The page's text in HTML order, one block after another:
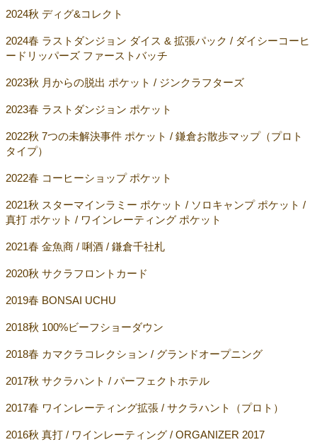
2024秋 ディグ&コレクト
2024春 ラストダンジョン ダイス & 拡張パック / ダイシーコーヒ
ードリッパーズ ファーストバッチ
2023秋 月からの脱出 ポケット / ジンクラフターズ
2023春 ラストダンジョン ポケット
2022秋 7つの未解決事件 ポケット / 鎌倉お散歩マップ（プロト
タイプ）
2022春 コーヒーショップ ポケット
2021秋 スターマインラミー ポケット / ソロキャンプ ポケット /
真打 ポケット / ワインレーティング ポケット
2021春 金魚商 / 唎酒 / 鎌倉千社札
2020秋 サクラフロントカード
2019春 BONSAI UCHU
2018秋 100%ビーフショーダウン
2018春 カマクラコレクション / グランドオープニング
2017秋 サクラハント / パーフェクトホテル
2017春 ワインレーティング拡張 / サクラハント（プロト）
2016秋 真打 / ワインレーティング / ORGANIZER 2017